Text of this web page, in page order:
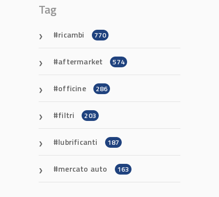
Tag
ricambi 770
aftermarket 574
officine 286
filtri 203
lubrificanti 187
mercato auto 163